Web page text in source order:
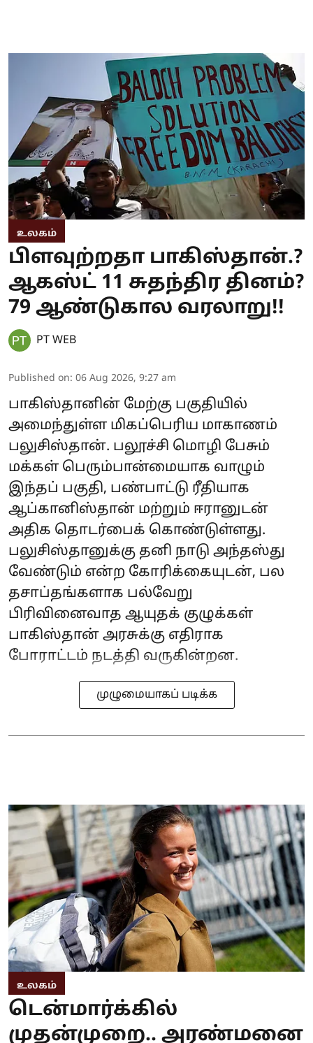
உலகம்
பிளவுற்றதா பாகிஸ்தான்.?
ஆகஸ்ட் 11 சுதந்திர தினம்?
79 ஆண்டுகால வரலாறு!!
PT WEB
Published on: 06 Aug 2026, 9:27 am
பாகிஸ்தானின் மேற்கு பகுதியில்
அமைந்துள்ள மிகப்பெரிய மாகாணம்
பலுசிஸ்தான். பலூச்சி மொழி பேசும்
மக்கள் பெரும்பான்மையாக வாழும்
இந்தப் பகுதி, பண்பாட்டு ரீதியாக
ஆப்கானிஸ்தான் மற்றும் ஈரானுடன்
அதிக தொடர்பைக் கொண்டுள்ளது.
பலுசிஸ்தானுக்கு தனி நாடு அந்தஸ்து
வேண்டும் என்ற கோரிக்கையுடன், பல
தசாப்தங்களாக பல்வேறு
பிரிவினைவாத ஆயுதக் குழுக்கள்
பாகிஸ்தான் அரசுக்கு எதிராக
போராட்டம் நடத்தி வருகின்றன.
முழுமையாகப் படிக்க
உலகம்
டென்மார்க்கில்
முதன்முறை.. அரண்மனை